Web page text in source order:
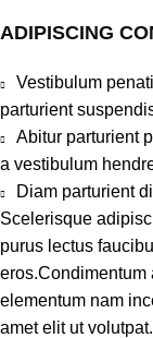
ADIPISCING
Vestibulum
parturient
Abitur parturient
a vestibulum
Diam parturient
Scelerisque
purus lectus
eros.Condimentum
elementum nam
amet elit ut volutpat.